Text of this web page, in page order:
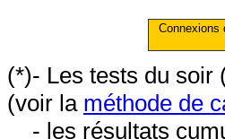
Connexions
(*)- Les tests du soir
(voir la méthode de
- les résultats